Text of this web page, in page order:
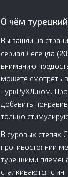
О чём
Вы зашли на
сериал Легенда
вниманию
можете смотреть
ТуркРуХД.ком.
добавить
только
В суровых степях
противостоянии
турецкими
сталкиваются с